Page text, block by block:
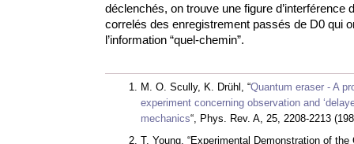
déclenchés, on trouve une figure d’interférence
correlés des enregistrement passés de D0 qui
l’information “quel-chemin”.
M. O. Scully, K. Drühl, “Quantum eraser - A
experiment concerning observation and
mechanics“, Phys. Rev. A, 25, 2208-2213
T. Young, “Experimental Demonstration of